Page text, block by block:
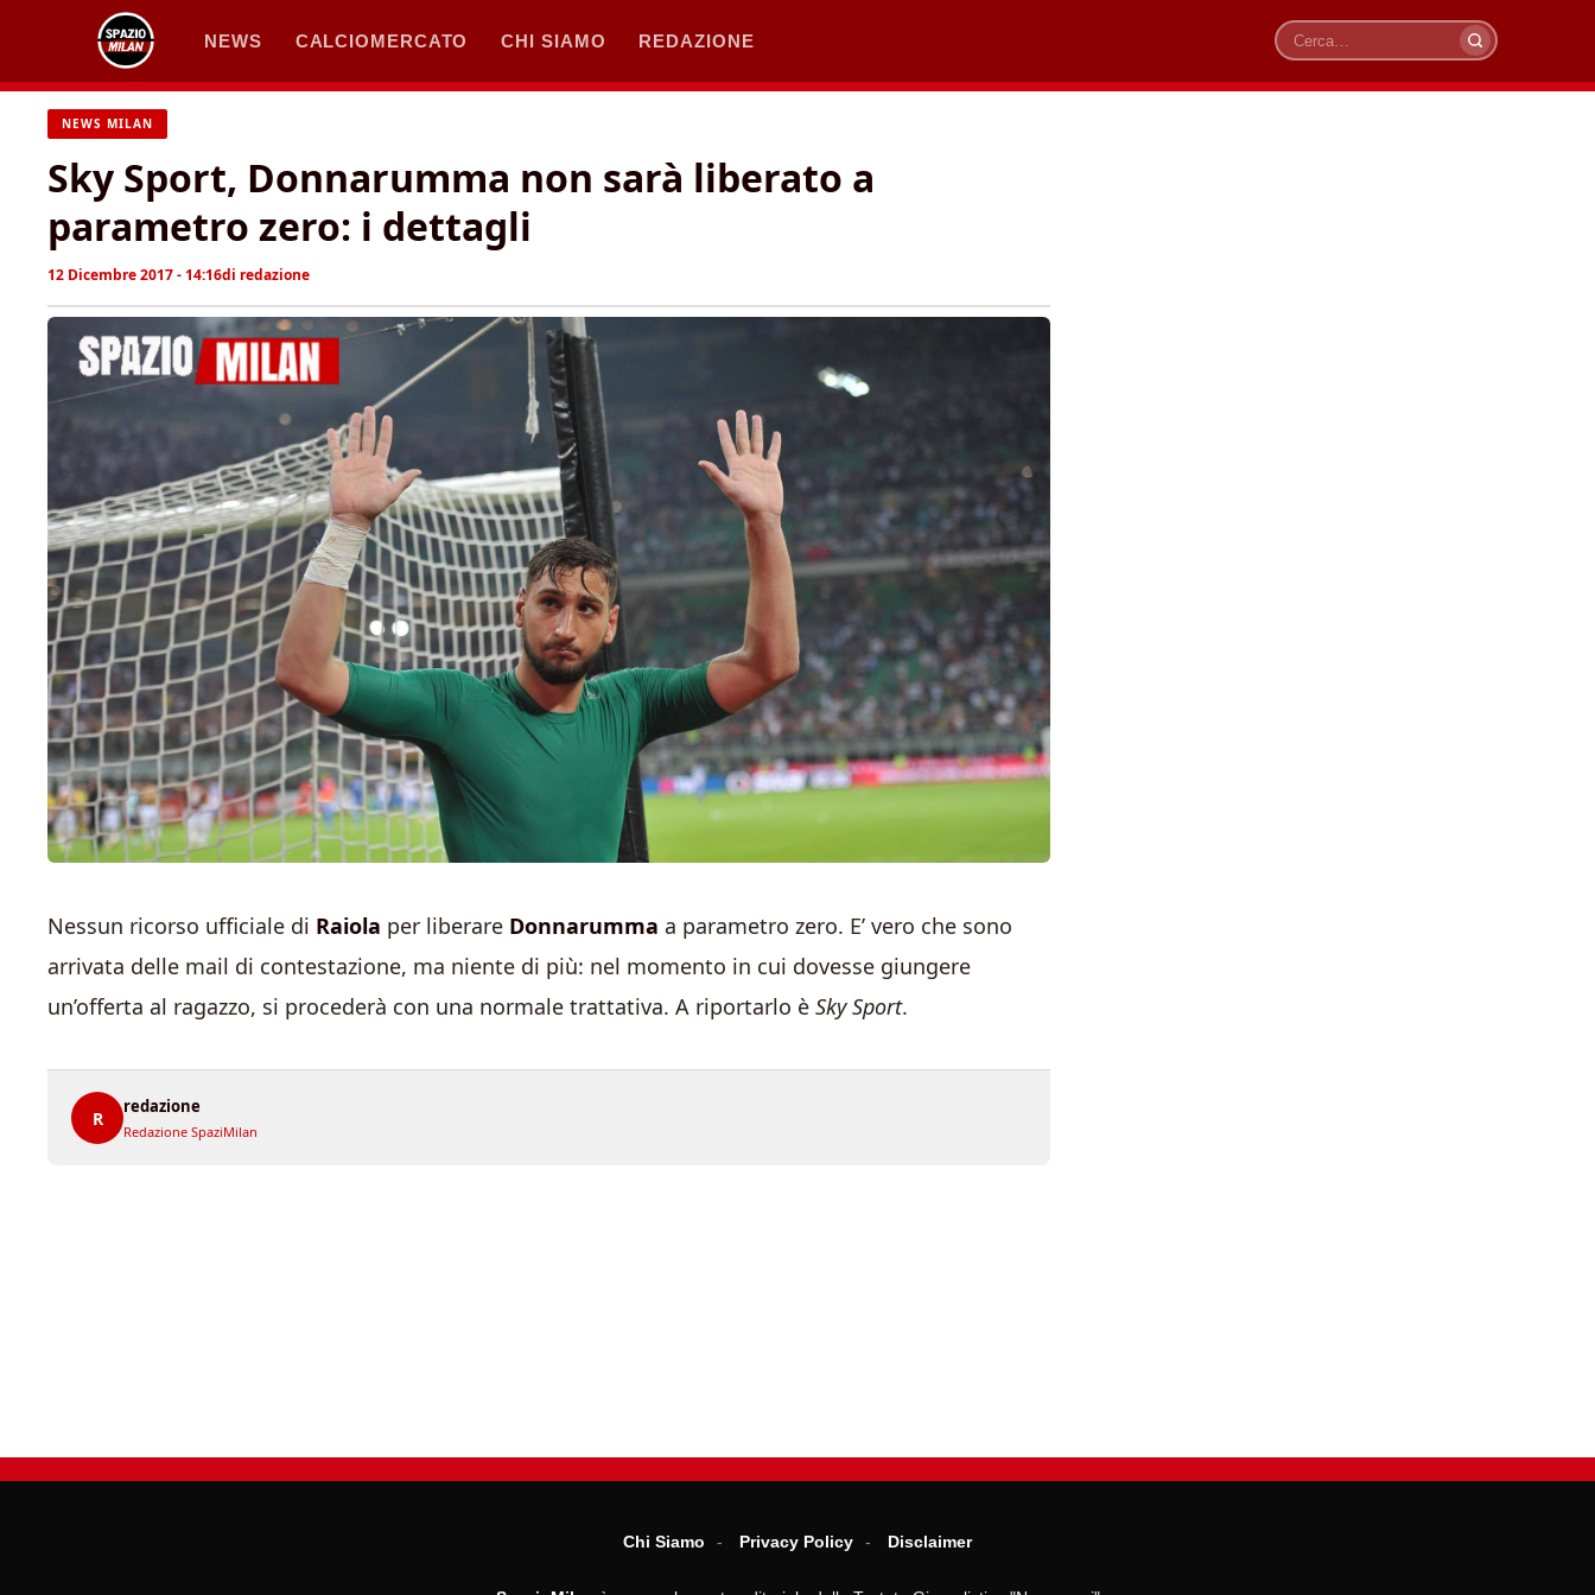
contenuto
NEWS CALCIOMERCATO CHI SIAMO REDAZIONE
Cerca
NEWS MILAN
Sky Sport, Donnarumma non sarà liberato a
parametro zero: i dettagli
12 Dicembre 2017 - 14:16di redazione
Nessun ricorso ufficiale di Raiola per liberare Donnarumma a parametro zero. E’ vero che sono
arrivata delle mail di contestazione, ma niente di più: nel momento in cui dovesse giungere
un’offerta al ragazzo, si procederà con una normale trattativa. A riportarlo è Sky Sport.
R
redazione
Redazione SpaziMilan
Chi Siamo Privacy Policy Disclaimer